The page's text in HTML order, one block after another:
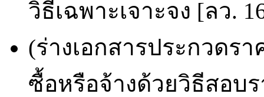
วิธีเฉพาะเจาะจง [ลว.
(ร่างเอกสารประกวดรา
ซื้อหรือจ้างด้วยวิธีสอบ